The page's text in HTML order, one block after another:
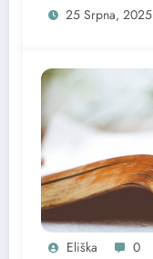
25 Srpna, 2025
Eliška 0